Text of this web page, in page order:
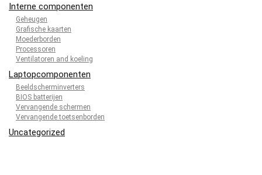
Interne componenten
Geheugen
Grafische kaarten
Moederborden
Processoren
Ventilatoren and koeling
Laptopcomponenten
Beeldscherminverters
BIOS batterijen
Vervangende schermen
Vervangende toetsenborden
Uncategorized